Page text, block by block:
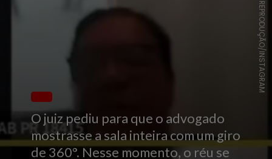
O juiz pediu para que o advogado
mostrasse a sala inteira com um giro
de 360°. Nesse momento, o réu se
REPRODUÇÃO/INSTAGRAM